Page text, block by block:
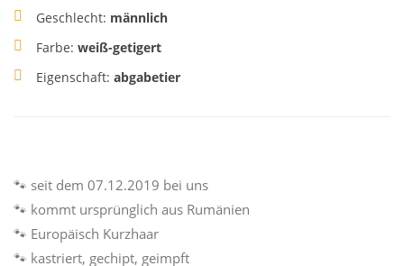
Geschlecht: männlich
Farbe: weiß-getigert
Eigenschaft: abgabetier
🐾 seit dem 07.12.2019 bei uns
🐾 kommt ursprünglich aus Rumänien
🐾 Europäisch Kurzhaar
🐾 kastriert, gechipt, geimpft